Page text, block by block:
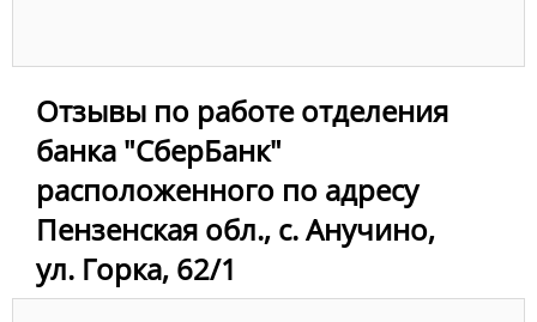
Отзывы по работе отделения
банка "СберБанк"
расположенного по адресу
Пензенская обл., с. Анучино,
ул. Горка, 62/1